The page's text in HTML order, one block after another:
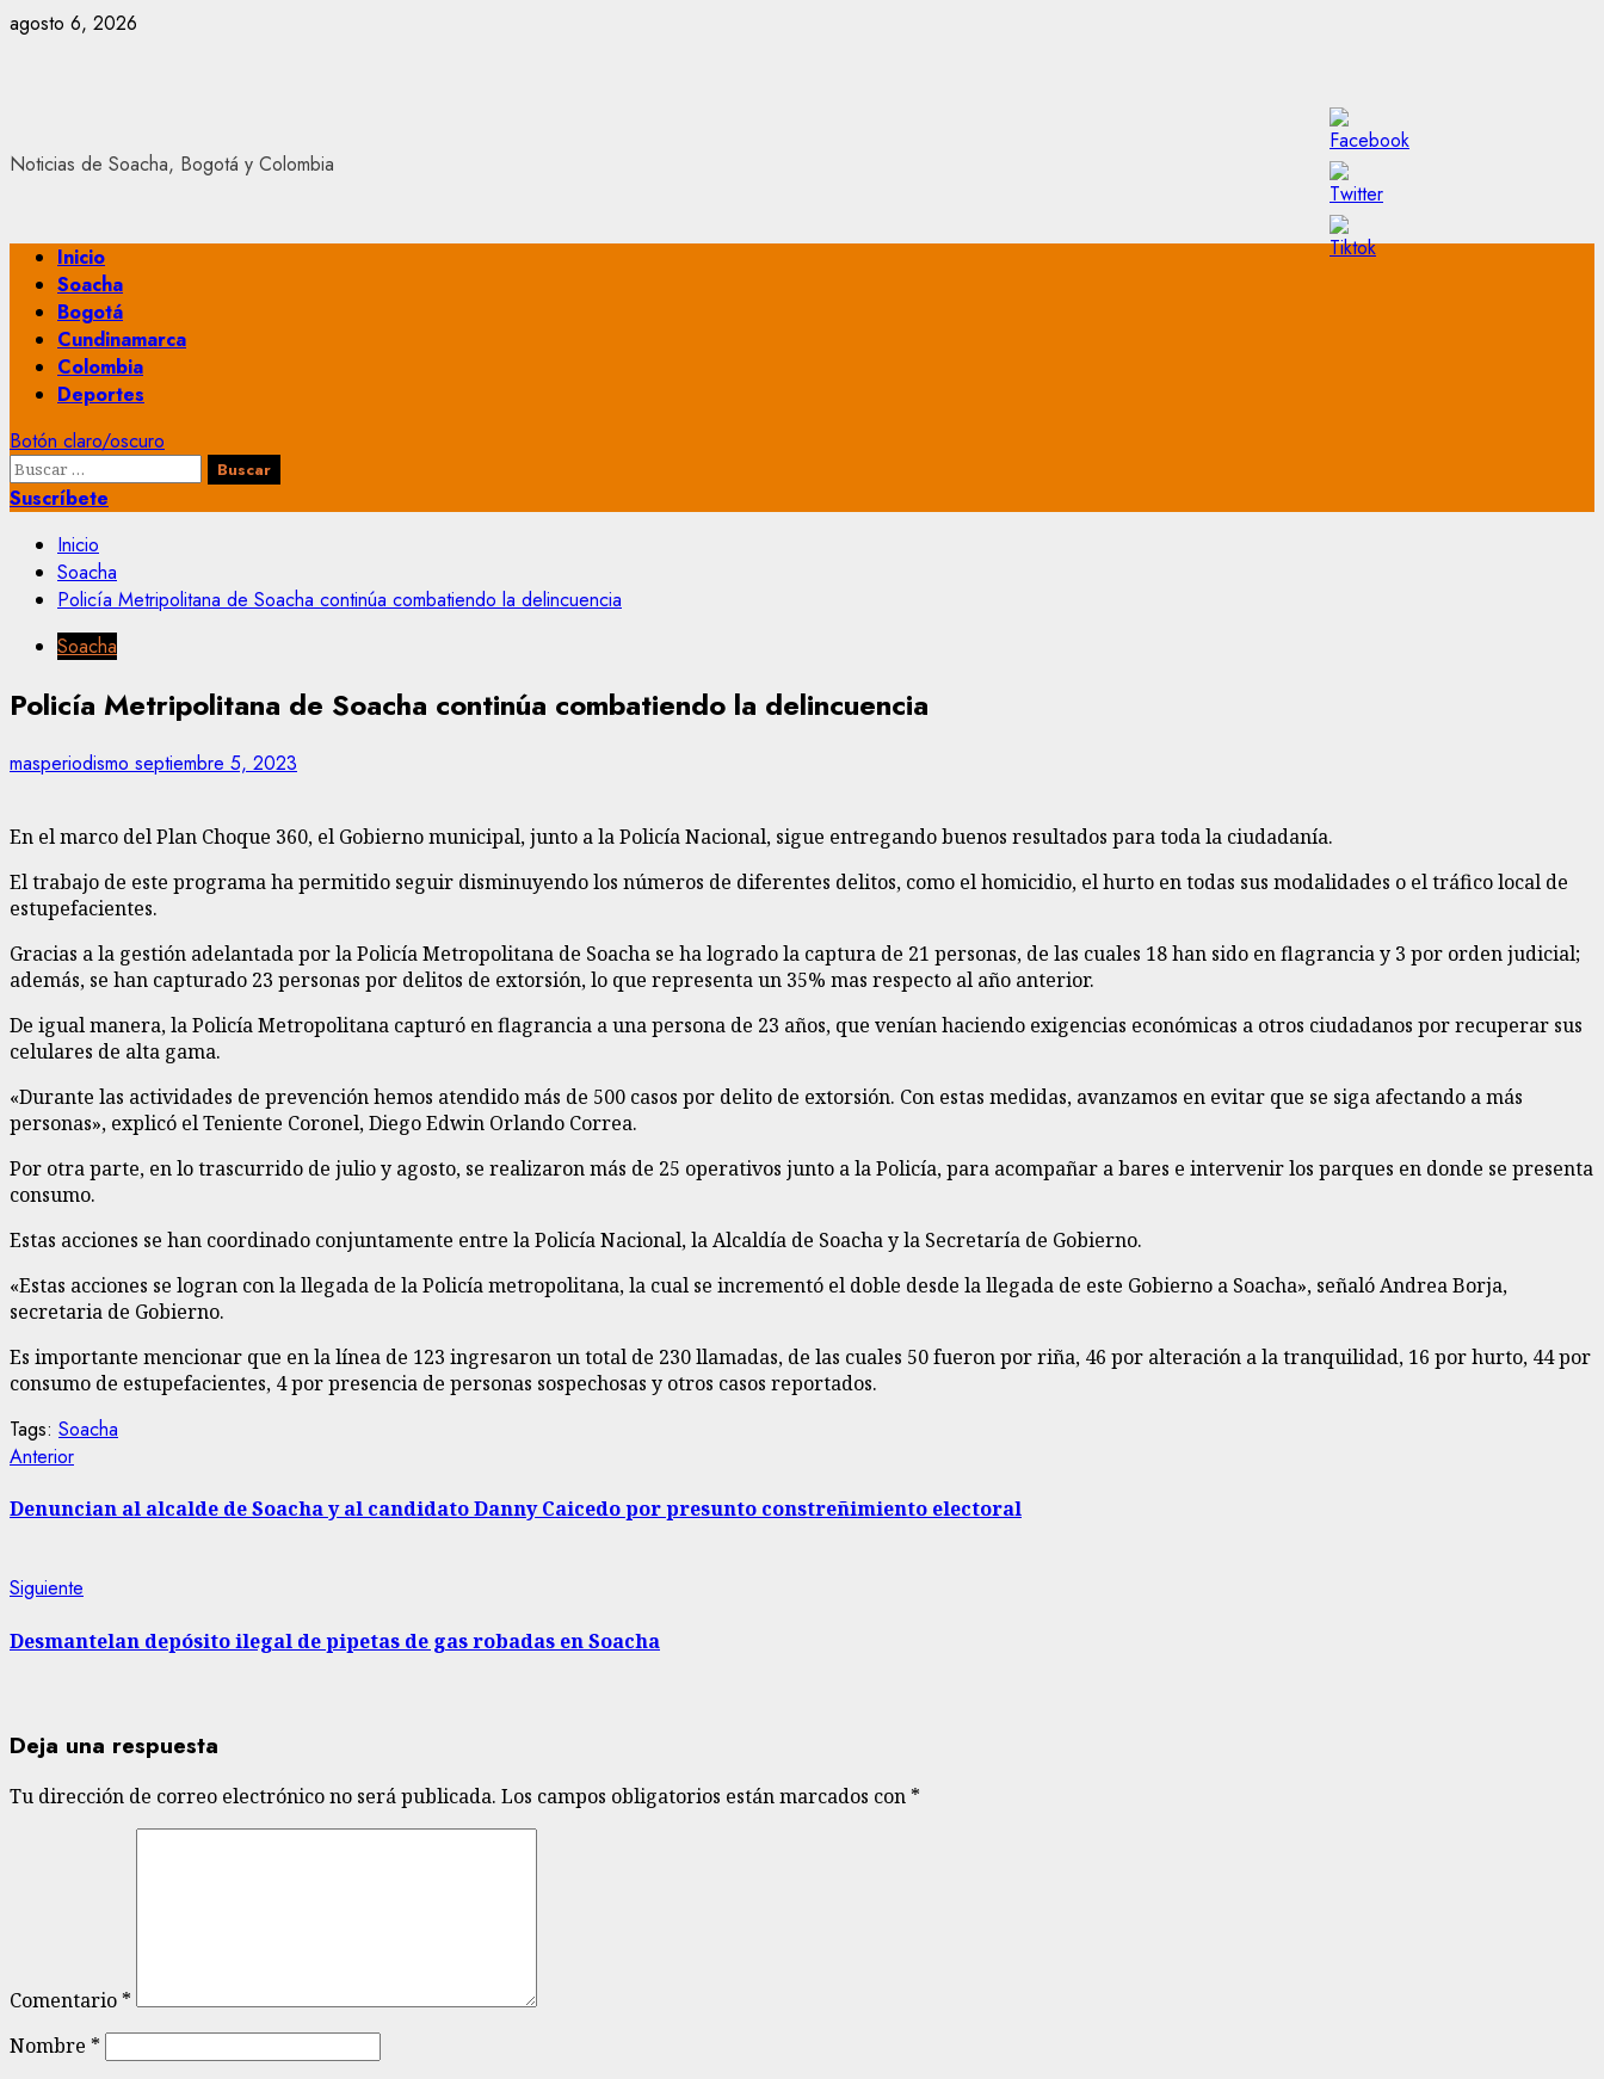
Saltar
agosto 6, 2026
Noticias de Soacha, Bogotá y Colombia
Menú
principal
Inicio
Soacha
Bogotá
Cundinamarca
Colombia
Deportes
Botón claro/oscuro
Buscar:
Suscríbete
Inicio
Soacha
Policía Metripolitana de Soacha continúa combatiendo la delincuencia
Soacha
Policía Metripolitana de Soacha continúa combatiendo la delincuencia
masperiodismo septiembre 5, 2023
En el marco del Plan Choque 360, el Gobierno municipal, junto a la Policía Nacional, sigue entregando buenos resultados para toda la ciudadanía.
El trabajo de este programa ha permitido seguir disminuyendo los números de diferentes delitos, como el homicidio, el hurto en todas sus modalidades o el tráfico local de
estupefacientes.
Gracias a la gestión adelantada por la Policía Metropolitana de Soacha se ha logrado la captura de 21 personas, de las cuales 18 han sido en flagrancia y 3 por orden judicial;
además, se han capturado 23 personas por delitos de extorsión, lo que representa un 35% mas respecto al año anterior.
De igual manera, la Policía Metropolitana capturó en flagrancia a una persona de 23 años, que venían haciendo exigencias económicas a otros ciudadanos por recuperar sus
celulares de alta gama.
«Durante las actividades de prevención hemos atendido más de 500 casos por delito de extorsión. Con estas medidas, avanzamos en evitar que se siga afectando a más
personas», explicó el Teniente Coronel, Diego Edwin Orlando Correa.
Por otra parte, en lo trascurrido de julio y agosto, se realizaron más de 25 operativos junto a la Policía, para acompañar a bares e intervenir los parques en donde se presenta
consumo.
Estas acciones se han coordinado conjuntamente entre la Policía Nacional, la Alcaldía de Soacha y la Secretaría de Gobierno.
«Estas acciones se logran con la llegada de la Policía metropolitana, la cual se incrementó el doble desde la llegada de este Gobierno a Soacha», señaló Andrea Borja,
secretaria de Gobierno.
Es importante mencionar que en la línea de 123 ingresaron un total de 230 llamadas, de las cuales 50 fueron por riña, 46 por alteración a la tranquilidad, 16 por hurto, 44 por
consumo de estupefacientes, 4 por presencia de personas sospechosas y otros casos reportados.
Tags: Soacha
Sigue
leyendo
AnteriorEntrada
Denuncian al alcalde de Soacha y al candidato Danny Caicedo por presunto constreñimiento electoral
Siguiente
Desmantelan depósito ilegal de pipetas de gas robadas en Soacha
Deja una respuesta
Tu dirección de correo electrónico no será publicada. Los campos obligatorios están marcados con *
Comentario *
Nombre *